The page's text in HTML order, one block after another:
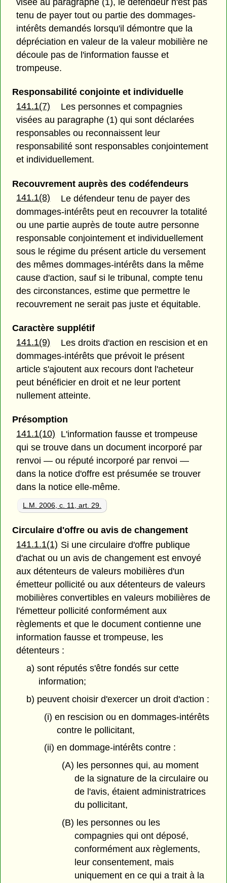
visée au paragraphe (1), le défendeur n'est pas
tenu de payer tout ou partie des dommages-
intérêts demandés lorsqu'il démontre que la
dépréciation en valeur de la valeur mobilière ne
découle pas de l'information fausse et
trompeuse.
Responsabilité conjointe et individuelle
141.1(7)
Les personnes et compagnies
visées au paragraphe (1) qui sont déclarées
responsables ou reconnaissent leur
responsabilité sont responsables conjointement
et individuellement.
Recouvrement auprès des codéfendeurs
141.1(8)
Le défendeur tenu de payer des
dommages-intérêts peut en recouvrer la totalité
ou une partie auprès de toute autre personne
responsable conjointement et individuellement
sous le régime du présent article du versement
des mêmes dommages-intérêts dans la même
cause d'action, sauf si le tribunal, compte tenu
des circonstances, estime que permettre le
recouvrement ne serait pas juste et équitable.
Caractère supplétif
141.1(9)
Les droits d'action en rescision et en
dommages-intérêts que prévoit le présent
article s'ajoutent aux recours dont l'acheteur
peut bénéficier en droit et ne leur portent
nullement atteinte.
Présomption
141.1(10)
L'information fausse et trompeuse
qui se trouve dans un document incorporé par
renvoi — ou réputé incorporé par renvoi —
dans la notice d'offre est présumée se trouver
dans la notice elle-même.
L.M. 2006, c. 11, art. 29.
Circulaire d'offre ou avis de changement
141.1.1(1) Si une circulaire d'offre publique
d'achat ou un avis de changement est envoyé
aux détenteurs de valeurs mobilières d'un
émetteur pollicité ou aux détenteurs de valeurs
mobilières convertibles en valeurs mobilières de
l'émetteur pollicité conformément aux
règlements et que le document contienne une
information fausse et trompeuse, les
détenteurs :
a) sont réputés s'être fondés sur cette
information;
b) peuvent choisir d'exercer un droit d'action :
(i) en rescision ou en dommages-intérêts
contre le pollicitant,
(ii) en dommage-intérêts contre :
(A) les personnes qui, au moment
de la signature de la circulaire ou
de l'avis, étaient administratrices
du pollicitant,
(B) les personnes ou les
compagnies qui ont déposé,
conformément aux règlements,
leur consentement, mais
uniquement en ce qui a trait à la